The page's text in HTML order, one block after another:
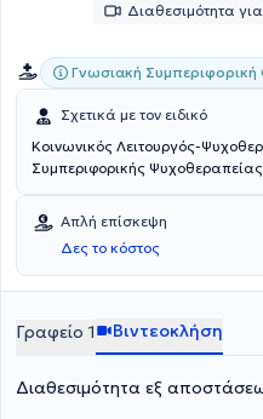
Διαθεσιμότητα
Γνωσιακή Συμπεριφορική
Σχετικά με τον ειδικό
Κοινωνικός Λειτουργός-
Συμπεριφορικής Ψυχοθεραπείας
Απλή επίσκεψη
Δες το κόστος
Γραφείο 1 Βιντεοκλήση
Διαθεσιμότητα εξ